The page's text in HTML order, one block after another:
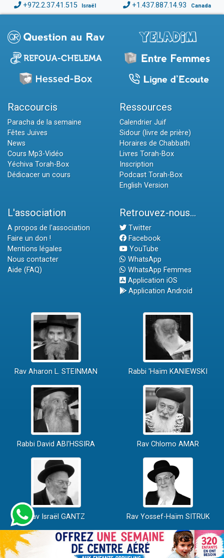
+972.2.37.41.515 Israël +1.437.887.14.93 Canada
Raccourcis
Paracha de la semaine
Fêtes Juives
News
Cours Mp3-Vidéo
Yéchiva Torah-Box
Dédicacer un cours
Ressources
Calendrier Juif
Sidour (livre de prière)
Horaires de Chabbath
Livres Torah-Box
Inscription
Podcast Torah-Box
English Version
L'association
A propos de l'association
Faire un don !
Mentions légales
Nous contacter
Aide (FAQ)
Retrouvez-nous...
Twitter
Facebook
YouTube
WhatsApp
WhatsApp Femmes
Application iOS
Application Android
Rav Aharon L. STEINMAN Rabbi 'Haïm KANIEWSKI
Rabbi David ABI'HSSIRA Rav Chlomo AMAR
Rav Israël GANTZ Rav Yossef-Haïm SITRUK